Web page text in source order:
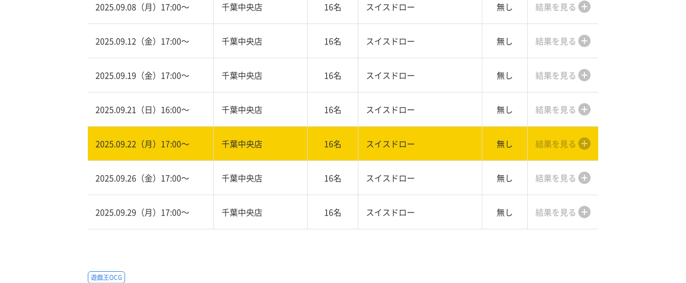
2025.09.08（月）17:00〜 千葉中央店 16名 スイスドロー 無し 結果を見る
2025.09.12（金）17:00〜 千葉中央店 16名 スイスドロー 無し 結果を見る
2025.09.19（金）17:00〜 千葉中央店 16名 スイスドロー 無し 結果を見る
2025.09.21（日）16:00〜 千葉中央店 16名 スイスドロー 無し 結果を見る
2025.09.22（月）17:00〜 千葉中央店 16名 スイスドロー 無し 結果を見る
2025.09.26（金）17:00〜 千葉中央店 16名 スイスドロー 無し 結果を見る
2025.09.29（月）17:00〜 千葉中央店 16名 スイスドロー 無し 結果を見る
遊戯王OCG